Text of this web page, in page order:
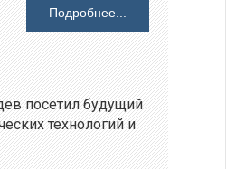
Подробнее...
посетил будущий
технологий и